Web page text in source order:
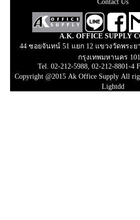
Contact Us
A.K. OFFICE SUPPLY
44 ซอยจันทน์ 51 แยก 12 แขวงวัดพระย
กรุงเทพมหานคร
Tel. 02-212-5988, 02-212-8801-4
Copyright @2015 Ak Office Supply All
Lightdd